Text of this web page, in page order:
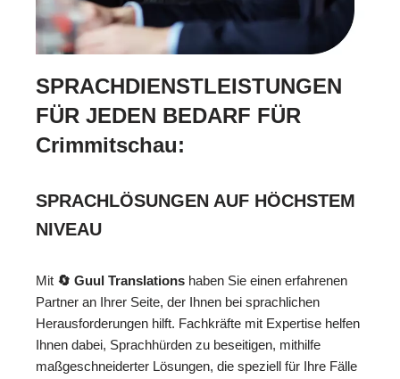
SPRACHDIENSTLEISTUNGEN
FÜR JEDEN BEDARF FÜR
Crimmitschau:
SPRACHLÖSUNGEN AUF HÖCHSTEM
NIVEAU
Mit 🔄 Guul Translations haben Sie einen erfahrenen
Partner an Ihrer Seite, der Ihnen bei sprachlichen
Herausforderungen hilft. Fachkräfte mit Expertise helfen
Ihnen dabei, Sprachhürden zu beseitigen, mithilfe
maßgeschneiderter Lösungen, die speziell für Ihre Fälle